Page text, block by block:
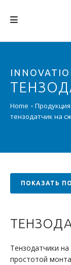
ПРОДУКЦИЯ
УСЛУГИ
СОДЕЙСТВИЕ И
НОВОСТИ
PУССКИЙ
Home Продукция
тензодатчик на
ПОКАЗАТЬ
Тензодатчики
простотой